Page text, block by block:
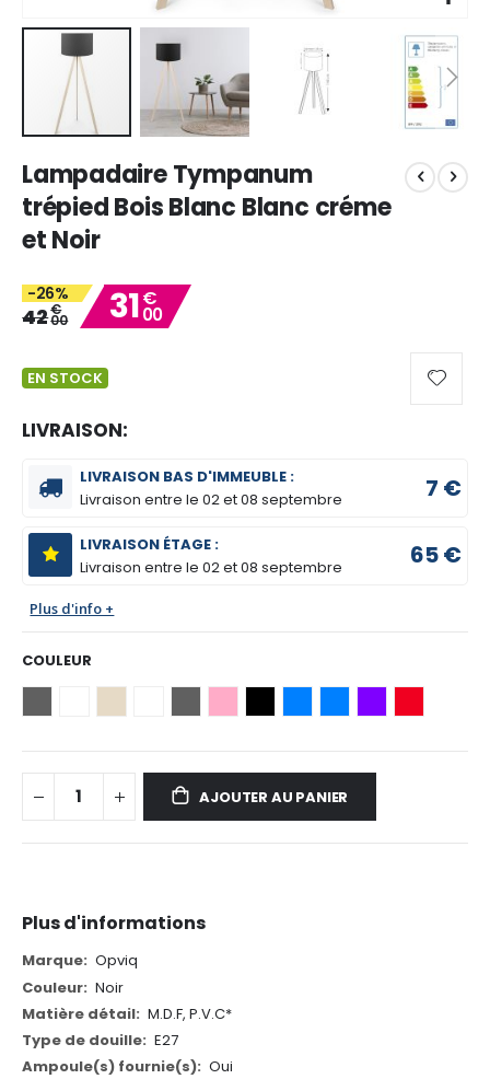
to
the
beginning
of
images
gallery
Lampadaire Tympanum
trépied Bois Blanc Blanc créme
et Noir
-26%
42€
00 31€
00
EN STOCK
LIVRAISON:
LIVRAISON BAS D'IMMEUBLE :
Livraison entre le02 et 08 septembre 7 €
LIVRAISON ÉTAGE :
Livraison entre le02 et 08 septembre 65 €
Plus d'info +
COULEUR
AJOUTER AU PANIER
Plus d'informations
Plus
d'informations
Opviq
Noir
M.D.F, P.V.C*
E27
Oui